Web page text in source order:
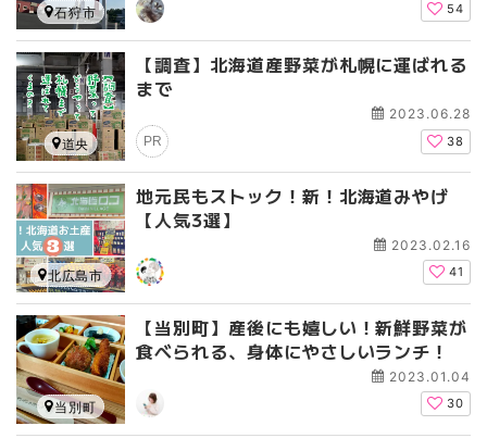
54
石狩市
【調査】北海道産野菜が札幌に運ばれる
まで
2023.06.28
PR 38
道央
地元民もストック！新！北海道みやげ
【人気3選】
2023.02.16
41
北広島市
【当別町】産後にも嬉しい！新鮮野菜が
食べられる、身体にやさしいランチ！
2023.01.04
30
当別町